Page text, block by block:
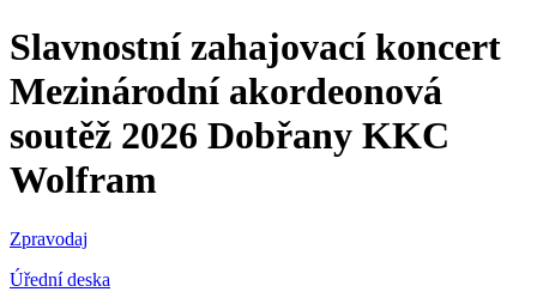
Slavnostní zahajovací koncert
Mezinárodní akordeonová
soutěž 2026 Dobřany KKC
Wolfram
Zpravodaj
Úřední deska